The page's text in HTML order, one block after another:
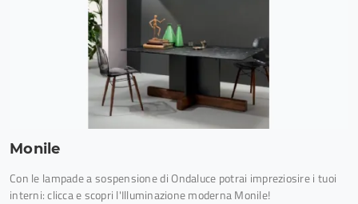
Monile
Con le lampade a sospensione di Ondaluce potrai impreziosire i tuoi
interni: clicca e scopri l'Illuminazione moderna Monile!